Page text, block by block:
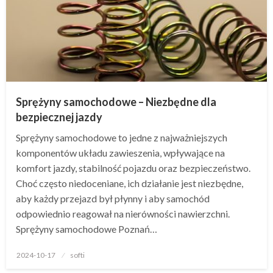
Sprężyny samochodowe – Niezbędne dla
bezpiecznej jazdy
Sprężyny samochodowe to jedne z najważniejszych
komponentów układu zawieszenia, wpływające na
komfort jazdy, stabilność pojazdu oraz bezpieczeństwo.
Choć często niedoceniane, ich działanie jest niezbędne,
aby każdy przejazd był płynny i aby samochód
odpowiednio reagował na nierówności nawierzchni.
Sprężyny samochodowe Poznań…
Opublikowane
2024-10-17 softi